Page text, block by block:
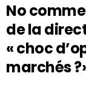
No
de la
« choc
marchés